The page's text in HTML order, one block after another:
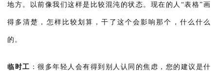
地方。以前像我们这样是比较混沌的状态。现在的人“表格”画
得多清楚，怎样比较划算，干了这个会影响那个，什么什么
的。
临时工 ： 很多年轻人会有得到别人认同的焦虑，您的建议是什